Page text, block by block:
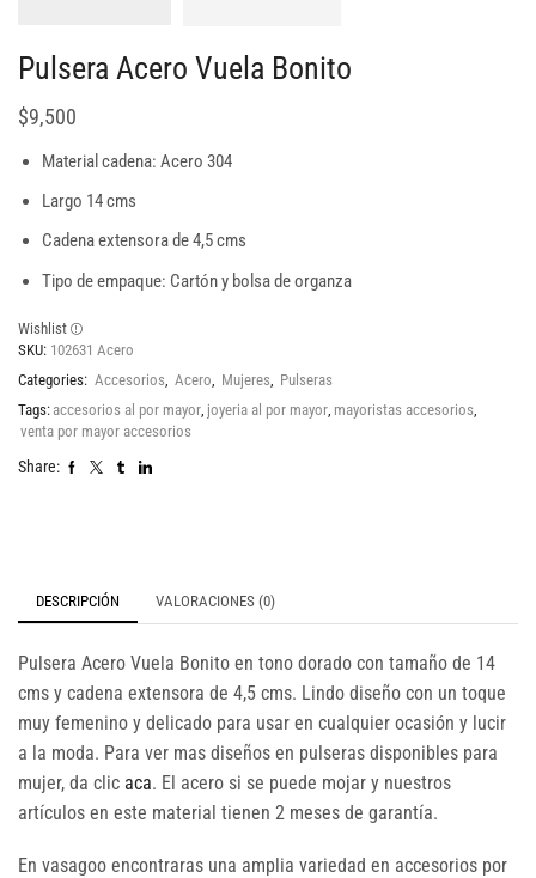
Pulsera Acero Vuela Bonito
$9,500
Material cadena: Acero 304
Largo 14 cms
Cadena extensora de 4,5 cms
Tipo de empaque: Cartón y bolsa de organza
Wishlist
SKU: 102631 Acero
Categories: Accesorios, Acero, Mujeres, Pulseras
Tags: accesorios al por mayor, joyeria al por mayor, mayoristas accesorios,
venta por mayor accesorios
Share:
DESCRIPCIÓN VALORACIONES (0)
Pulsera Acero Vuela Bonito en tono dorado con tamaño de 14
cms y cadena extensora de 4,5 cms. Lindo diseño con un toque
muy femenino y delicado para usar en cualquier ocasión y lucir
a la moda. Para ver mas diseños en pulseras disponibles para
mujer, da clic aca. El acero si se puede mojar y nuestros
artículos en este material tienen 2 meses de garantía.
En vasagoo encontraras una amplia variedad en accesorios por